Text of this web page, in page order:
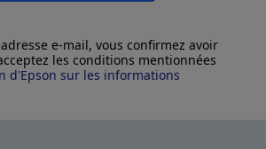
e-mail, vous confirmez avoir
les conditions mentionnées
d'Epson sur les informations